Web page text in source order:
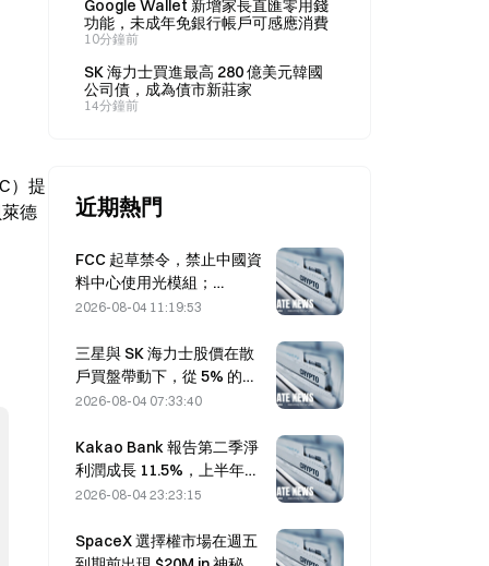
）提
德
Google Wallet 新增家長直匯零用錢
功能，未成年免銀行帳戶可感應消費
10分鐘前
SK 海力士買進最高 280 億美元韓國
公司債，成為債市新莊家
14分鐘前
近期熱門
FCC 起草禁令，禁止中國資
料中心使用光模組；
Xinyuan 的 27% 市占率可能
2026-08-04 11:19:53
三星與 SK 海力士股價在散
戶買盤帶動下，從 5% 的跌
幅中回升
2026-08-04 07:33:40
Kakao Bank 報告第二季淨
利潤成長 11.5%，上半年獲
利創歷史新高
2026-08-04 23:23:15
SpaceX 選擇權市場在週五